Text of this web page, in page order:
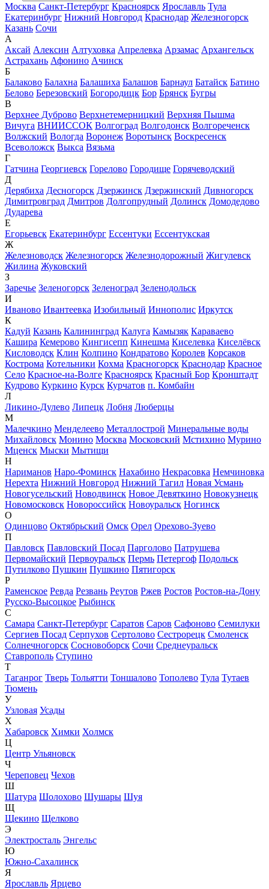
Москва Санкт-Петербург Красноярск Ярославль Тула
Екатеринбург Нижний Новгород Краснодар Железногорск
Казань Сочи
А
Аксай Алексин Алтуховка Апрелевка Арзамас Архангельск
Астрахань Афонино Ачинск
Б
Балаково Балахна Балашиха Балашов Барнаул Батайск Батино
Белово Березовский Богородицк Бор Брянск Бугры
В
Верхнее Дуброво Верхнетемерницкий Верхняя Пышма
Вичуга ВНИИССОК Волгоград Волгодонск Волгореченск
Волжский Вологда Воронеж Воротынск Воскресенск
Всеволожск Выкса Вязьма
Г
Гатчина Георгиевск Горелово Городище Горячеводский
Д
Дерябиха Десногорск Дзержинск Дзержинский Дивногорск
Димитровград Дмитров Долгопрудный Долинск Домодедово
Дударева
Е
Егорьевск Екатеринбург Ессентуки Ессентукская
Ж
Железноводск Железногорск Железнодорожный Жигулевск
Жилина Жуковский
З
Заречье Зеленогорск Зеленоград Зеленодольск
И
Иваново Ивантеевка Изобильный Иннополис Иркутск
К
Кадуй Казань Калининград Калуга Камызяк Караваево
Кашира Кемерово Кингисепп Кинешма Киселевка Киселёвск
Кисловодск Клин Колпино Кондратово Королев Корсаков
Кострома Котельники Кохма Красногорск Краснодар Красное
Село Красное-на-Волге Красноярск Красный Бор Кронштадт
Кудрово Куркино Курск Курчатов п. Комбайн
Л
Ликино-Дулево Липецк Лобня Люберцы
М
Малечкино Менделеево Металлострой Минеральные воды
Михайловск Монино Москва Московский Мстихино Мурино
Мценск Мыски Мытищи
Н
Нариманов Наро-Фоминск Нахабино Некрасовка Немчиновка
Нерехта Нижний Новгород Нижний Тагил Новая Усмань
Новогусельский Новодвинск Новое Девяткино Новокузнецк
Новомосковск Новороссийск Новоуральск Ногинск
О
Одинцово Октябрьский Омск Орел Орехово-Зуево
П
Павловск Павловский Посад Парголово Патрушева
Первомайский Первоуральск Пермь Петергоф Подольск
Путилково Пушкин Пушкино Пятигорск
Р
Раменское Ревда Резвань Реутов Ржев Ростов Ростов-на-Дону
Русско-Высоцкое Рыбинск
С
Самара Санкт-Петербург Саратов Саров Сафоново Семилуки
Сергиев Посад Серпухов Сертолово Сестрорецк Смоленск
Солнечногорск Сосновоборск Сочи Среднеуральск
Ставрополь Ступино
Т
Таганрог Тверь Тольятти Тоншалово Тополево Тула Тутаев
Тюмень
У
Узловая Усады
Х
Хабаровск Химки Холмск
Ц
Центр Ульяновск
Ч
Череповец Чехов
Ш
Шатура Шолохово Шушары Шуя
Щ
Щекино Щелково
Э
Электросталь Энгельс
Ю
Южно-Сахалинск
Я
Ярославль Ярцево